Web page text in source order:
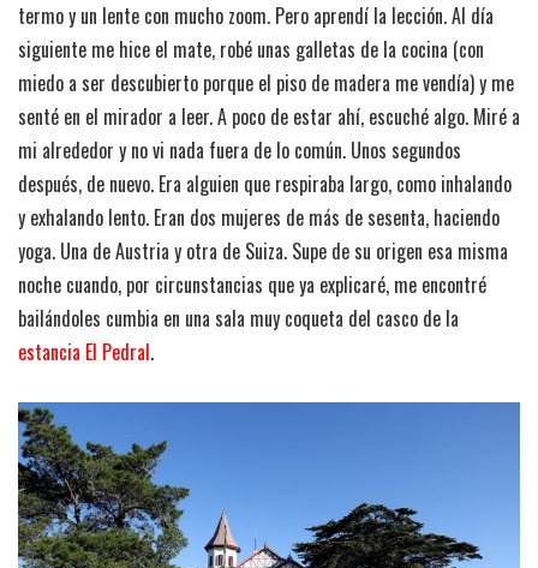
termo y un lente con mucho zoom. Pero aprendí la lección. Al día
siguiente me hice el mate, robé unas galletas de la cocina (con
miedo a ser descubierto porque el piso de madera me vendía) y me
senté en el mirador a leer. A poco de estar ahí, escuché algo. Miré a
mi alrededor y no vi nada fuera de lo común. Unos segundos
después, de nuevo. Era alguien que respiraba largo, como inhalando
y exhalando lento. Eran dos mujeres de más de sesenta, haciendo
yoga. Una de Austria y otra de Suiza. Supe de su origen esa misma
noche cuando, por circunstancias que ya explicaré, me encontré
bailándoles cumbia en una sala muy coqueta del casco de la
estancia El Pedral.